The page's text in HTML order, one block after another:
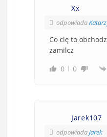
Xx
odpowiada
Co cię to
zamilcz
0
0
Jarek107
odpowiadaJarek